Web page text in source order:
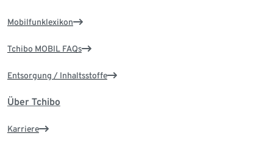
Mobilfunklexikon
Tchibo MOBIL FAQs
Entsorgung / Inhaltsstoffe
Über Tchibo
Karriere